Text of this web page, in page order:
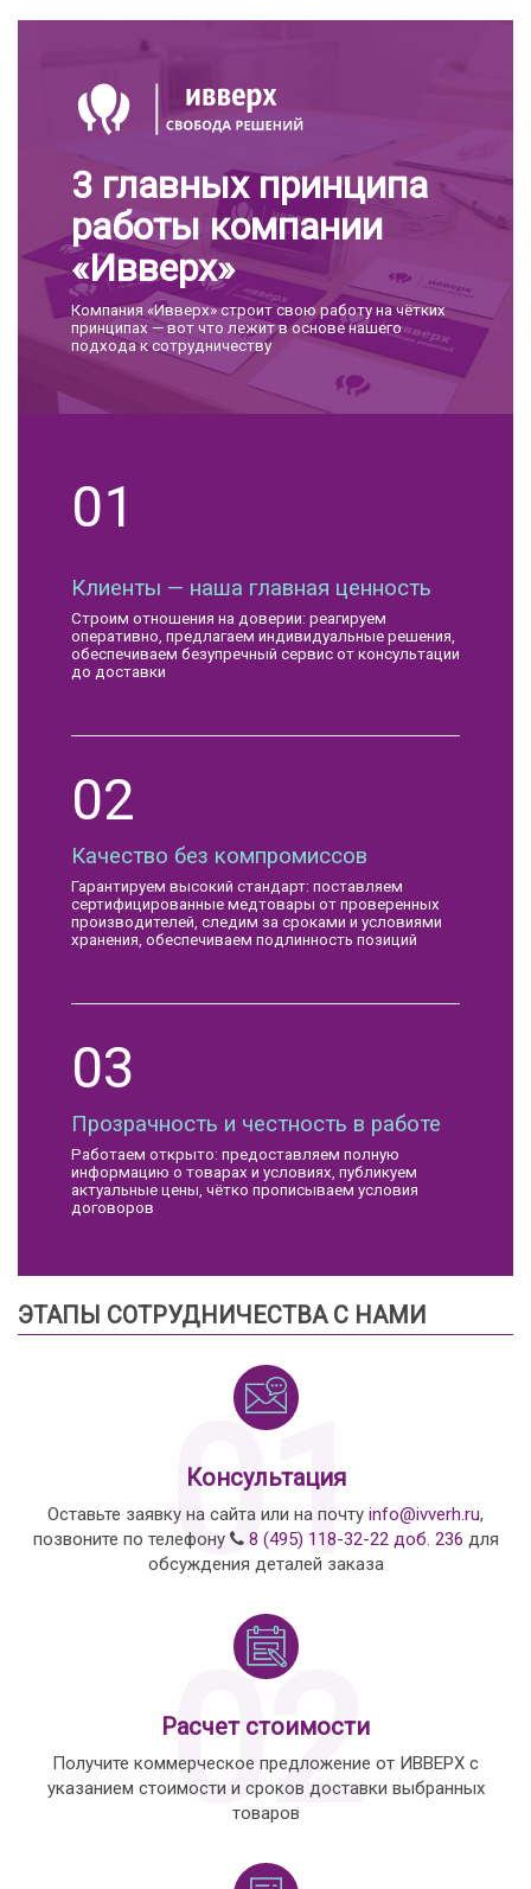
3 главных принципа
работы компании
«Ивверх»
Компания «Ивверх» строит свою работу на чётких
принципах — вот что лежит в основе нашего
подхода к сотрудничеству
01
Клиенты — наша главная ценность
Строим отношения на доверии: реагируем
оперативно, предлагаем индивидуальные решения,
обеспечиваем безупречный сервис от консультации
до доставки
02
Качество без компромиссов
Гарантируем высокий стандарт: поставляем
сертифицированные медтовары от проверенных
производителей, следим за сроками и условиями
хранения, обеспечиваем подлинность позиций
03
Прозрачность и честность в работе
Работаем открыто: предоставляем полную
информацию о товарах и условиях, публикуем
актуальные цены, чётко прописываем условия
договоров
ЭТАПЫ СОТРУДНИЧЕСТВА С НАМИ
01
Консультация
Оставьте заявку на сайта или на почту info@ivverh.ru,
позвоните по телефону
8 (495) 118-32-22 доб. 236 для
обсуждения деталей заказа
02
Расчет стоимости
Получите коммерческое предложение от ИВВЕРХ с
указанием стоимости и сроков доставки выбранных
товаров